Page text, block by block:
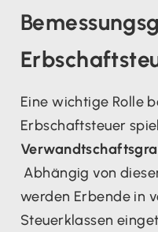
Eine wichtige Rolle
Erbschaftsteuer
Abhängig von
werden Erbende in
Steuerklassen